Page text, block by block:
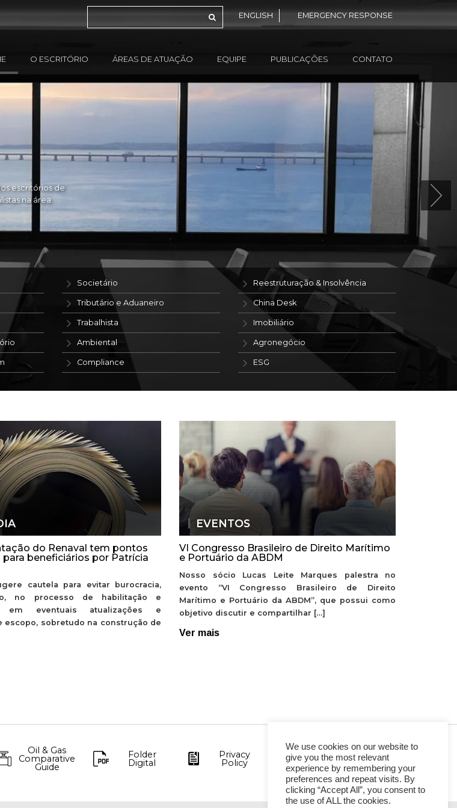
ENGLISH EMERGENCY RESPONSE
O ESCRITÓRIO ÁREAS DE ATUAÇÃO EQUIPE PUBLICAÇÕES CONTATO
escritórios de
na área.
Societário
Tributário e Aduaneiro
Trabalhista
Ambiental
Compliance
Reestruturação & Insolvência
China Desk
Imobiliário
Agronegócio
ESG
do Renaval tem pontos
beneficiários por Patrícia
cautela para evitar burocracia,
no processo de habilitação e
em eventuais atualizações e
escopo, sobretudo na construção de
EVENTOS
VI Congresso Brasileiro de Direito Marítimo
e Portuário da ABDM
Nosso sócio Lucas Leite Marques palestra no
evento “VI Congresso Brasileiro de Direito
Marítimo e Portuário da ABDM”, que possui como
objetivo discutir e compartilhar […]
Ver mais
Oil & Gas
Comparative
Guide
Folder
Digital
Privacy
Policy
We use cookies on our website to
give you the most relevant
experience by remembering your
preferences and repeat visits. By
clicking “Accept All”, you consent to
the use of ALL the cookies.